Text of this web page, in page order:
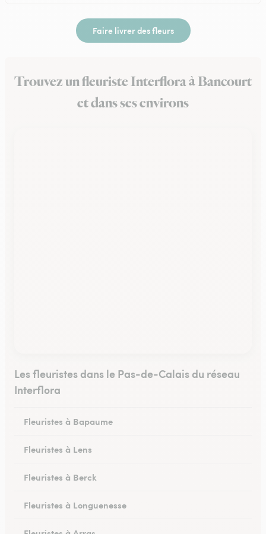
Faire livrer des fleurs
Trouvez un fleuriste Interflora à Bancourt
et dans ses environs
Les fleuristes dans le Pas-de-Calais du réseau
Interflora
Fleuristes à Bapaume
Fleuristes à Lens
Fleuristes à Berck
Fleuristes à Longuenesse